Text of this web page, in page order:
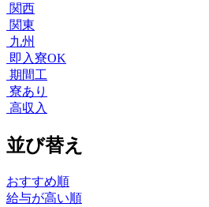
関西
関東
九州
即入寮OK
期間工
寮あり
高収入
並び替え
おすすめ順
給与が高い順